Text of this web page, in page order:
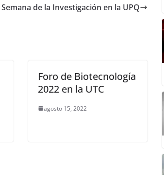
Semana de la Investigación en la UPQ
Foro de Biotecnología
2022 en la UTC
agosto 15, 2022